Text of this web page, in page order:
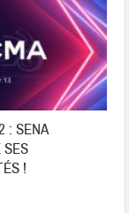
: SENA
SES
!